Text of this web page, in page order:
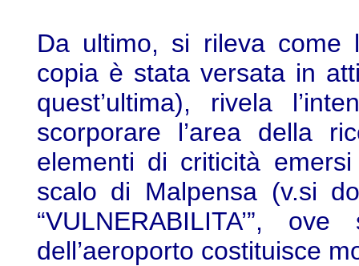
Da ultimo, si rileva
copia è stata versata in
quest’ultima), rivela
scorporare l’area della
elementi di criticità
scalo di Malpensa (v.si
“VULNERABILITA’”,
dell’aeroporto costituisce